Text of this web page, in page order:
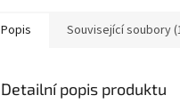
Popis Související soubory
Detailní popis produktu